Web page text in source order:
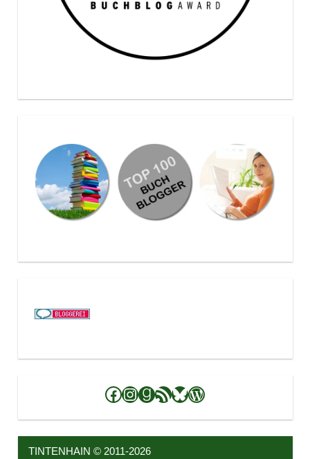
Facebook
Instagram
Goodreads
RSS-Feed
Bluesky
WordPress
TINTENHAIN © 2011-2026